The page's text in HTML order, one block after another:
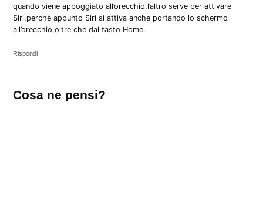
quando viene appoggiato all’orecchio,l’altro serve per attivare
Siri,perchè appunto Siri si attiva anche portando lo schermo
all’orecchio,oltre che dal tasto Home.
Rispondi
un
Cosa ne pensi?